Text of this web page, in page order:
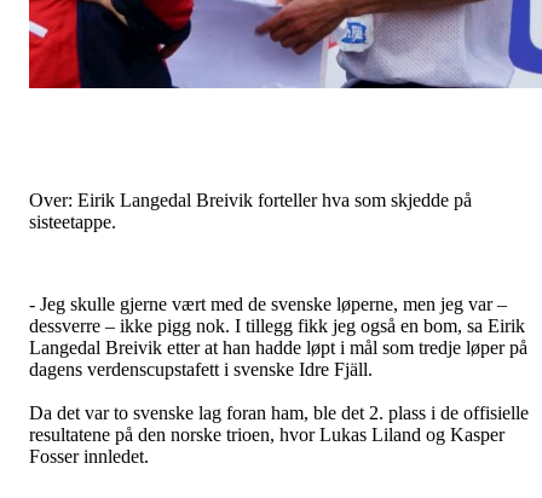
Over: Eirik Langedal Breivik forteller hva som skjedde på
sisteetappe.
- Jeg skulle gjerne vært med de svenske løperne, men jeg var –
dessverre – ikke pigg nok. I tillegg fikk jeg også en bom, sa Eirik
Langedal Breivik etter at han hadde løpt i mål som tredje løper på
dagens verdenscupstafett i svenske Idre Fjäll.
Da det var to svenske lag foran ham, ble det 2. plass i de offisielle
resultatene på den norske trioen, hvor Lukas Liland og Kasper
Fosser innledet.